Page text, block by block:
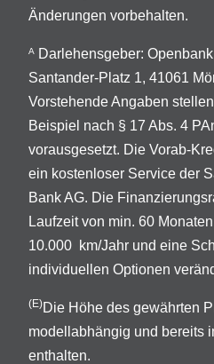
Änderungen vorbehalten.
A
Darlehensgeber:
Santander-Platz 1, 41061
Vorstehende Angaben
Beispiel nach § 17 Abs. 4
vorausgesetzt. Die Vorab-
ein kostenloser Service der
Bank AG. Die
Laufzeit von min. 60
10.000 km/Jahr und eine
individuellen Optionen
(E)Die Höhe des gewährten
modellabhängig und bereits
enthalten.